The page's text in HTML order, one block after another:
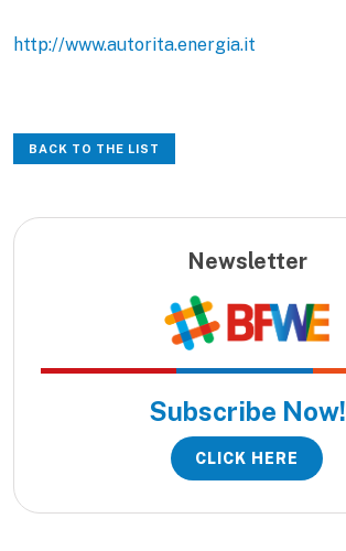
http://www.autorita.energia.it
BACK TO THE LIST
Newsletter
Subscribe Now!
CLICK HERE